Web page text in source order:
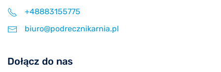
+48883155775
biuro@podrecznikarnia.pl
Dołącz do nas